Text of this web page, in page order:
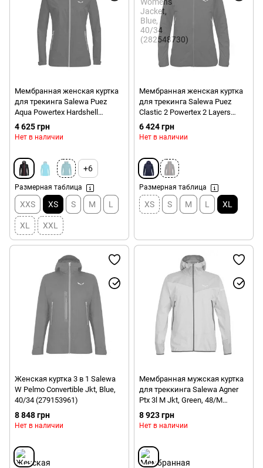
Мембранная женская куртка
для трекинга Salewa Puez
Aqua Powertex Hardshell
Women's Jacket, Black, 40/34
(245460913) 2020
4 625 грн
Нет в наличии
+6
Размерная таблица
XXS XS S M L
XL XXL
Мембранная женская куртка
для трекинга Salewa Puez
Clastic 2 Powertex 2 Layers
Women's Jacket, Navy Blue,
48/42 (277973960)
6 424 грн
Нет в наличии
Размерная таблица
XS S M L XL
Женская куртка 3 в 1 Salewa
W Pelmo Convertible Jkt, Blue,
40/34 (279153961)
8 848 грн
Нет в наличии
Мембранная мужская куртка
для треккинга Salewa Agner
Ptx 3l M Jkt, Green, 48/M
(273675810)
8 923 грн
Нет в наличии